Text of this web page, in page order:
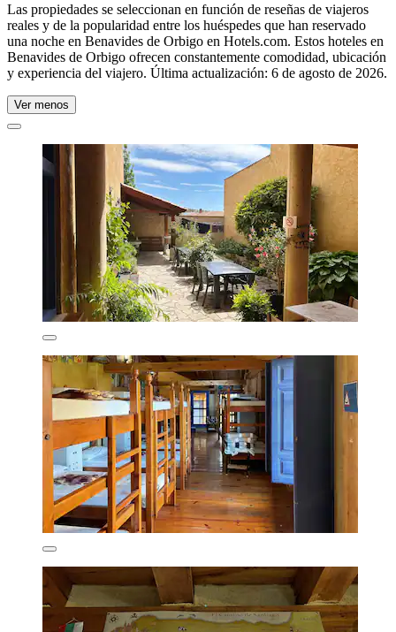
Las propiedades se seleccionan en función de reseñas de viajeros
reales y de la popularidad entre los huéspedes que han reservado
una noche en Benavides de Orbigo en Hotels.com. Estos hoteles en
Benavides de Orbigo ofrecen constantemente comodidad, ubicación
y experiencia del viajero. Última actualización: 6 de agosto de 2026.
Ver menos